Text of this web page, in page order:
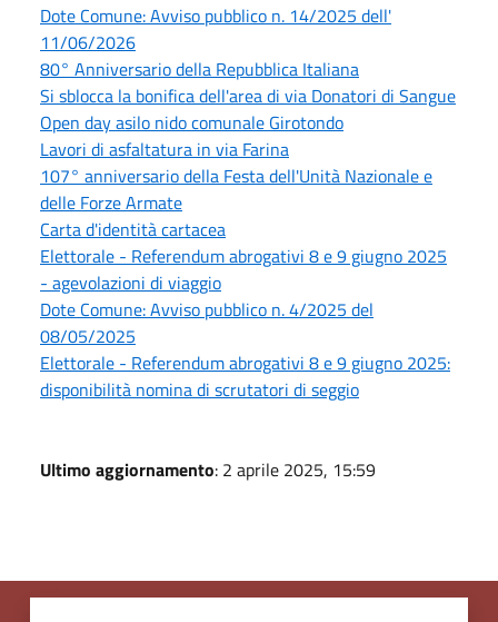
Dote Comune: Avviso pubblico n. 14/2025 dell'
11/06/2026
80° Anniversario della Repubblica Italiana
Si sblocca la bonifica dell'area di via Donatori di Sangue
Open day asilo nido comunale Girotondo
Lavori di asfaltatura in via Farina
107° anniversario della Festa dell'Unità Nazionale e
delle Forze Armate
Carta d'identità cartacea
Elettorale - Referendum abrogativi 8 e 9 giugno 2025
- agevolazioni di viaggio
Dote Comune: Avviso pubblico n. 4/2025 del
08/05/2025
Elettorale - Referendum abrogativi 8 e 9 giugno 2025:
disponibilità nomina di scrutatori di seggio
Ultimo aggiornamento: 2 aprile 2025, 15:59